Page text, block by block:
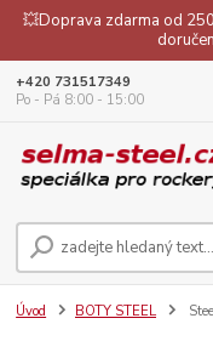
💥Doprava zdarma od
+420 731517349
Po - Pá 8:00 - 15:00
Úvod BOTY STEEL